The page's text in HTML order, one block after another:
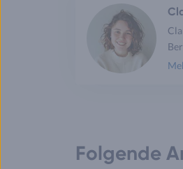
Folgende